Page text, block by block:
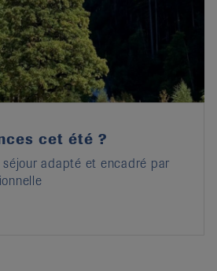
cet été ?
adapté et encadré par